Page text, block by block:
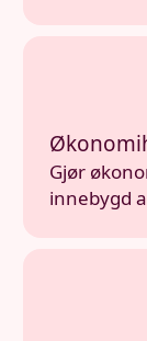
Gjør
innebygd